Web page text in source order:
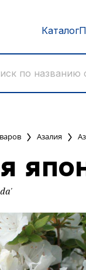
Каталог
Азалия